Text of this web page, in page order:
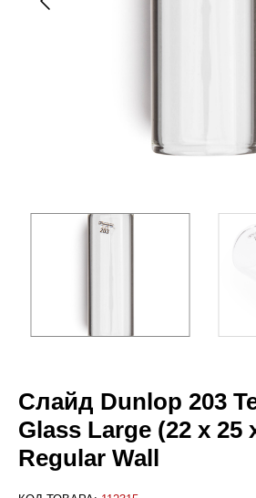
Слайд Dunlop 203
Glass Large (22 x 25
Regular Wall